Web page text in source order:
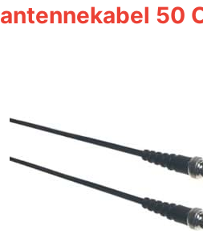
antennekabel 50